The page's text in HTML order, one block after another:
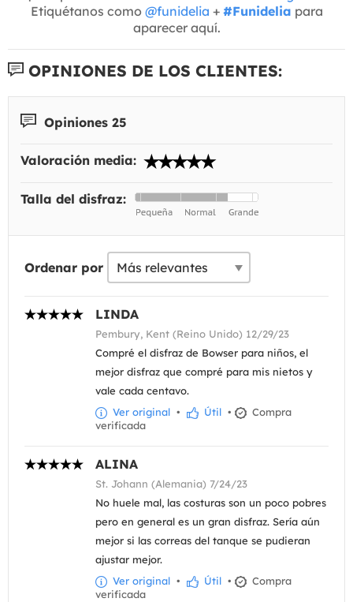
Etiquétanos como @funidelia + #Funidelia para
aparecer aquí.
OPINIONES DE LOS CLIENTES:
Opiniones 25
Valoración media:
Talla del disfraz:
Ordenar por
LINDA
Pembury, Kent (Reino Unido) 12/29/23
Compré el disfraz de Bowser para niños, el
mejor disfraz que compré para mis nietos y
vale cada centavo.
Ver original • Útil •
Compra
verificada
ALINA
St. Johann (Alemania) 7/24/23
No huele mal, las costuras son un poco pobres
pero en general es un gran disfraz. Sería aún
mejor si las correas del tanque se pudieran
ajustar mejor.
Ver original • Útil •
Compra
verificada